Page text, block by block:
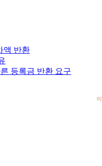
액 반환
등록금 반환 요구